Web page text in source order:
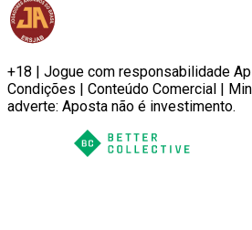
+18 | Jogue com responsabilidade
Condições | Conteúdo Comercial |
adverte: Aposta não é investimento.